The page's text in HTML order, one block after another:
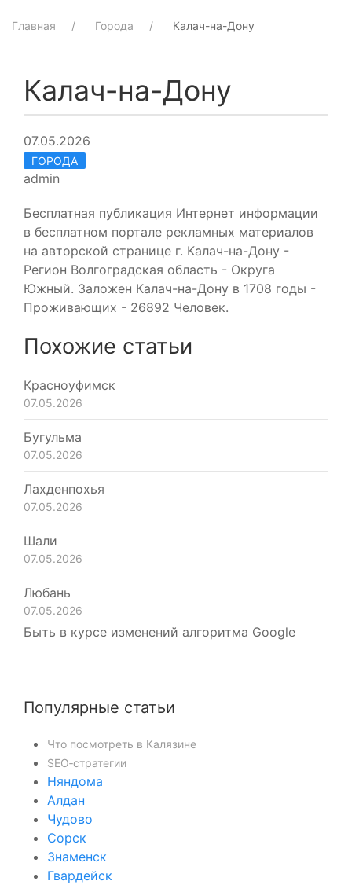
Главная Города Калач-на-Дону
Калач-на-Дону
07.05.2026
ГОРОДА
admin
Бесплатная публикация Интернет информации
в бесплатном портале рекламных материалов
на авторской странице г. Калач-на-Дону -
Регион Волгоградская область - Округа
Южный. Заложен Калач-на-Дону в 1708 годы -
Проживающих - 26892 Человек.
Похожие статьи
Красноуфимск
07.05.2026
Бугульма
07.05.2026
Лахденпохья
07.05.2026
Шали
07.05.2026
Любань
07.05.2026
Быть в курсе изменений алгоритма Google
Популярные статьи
Что посмотреть в Калязине
SEO‑стратегии
Няндома
Алдан
Чудово
Сорск
Знаменск
Гвардейск